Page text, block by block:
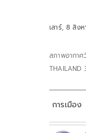
เสาร์, 8 สิง
สภาพอากาศ
THAILAND
การเมือง